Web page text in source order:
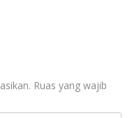
Ruas yang wajib